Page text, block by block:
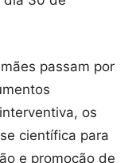
passam por
os
científica para
e promoção de